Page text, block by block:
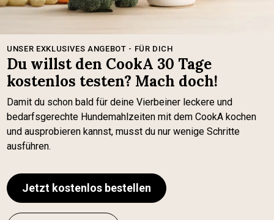
UNSER EXKLUSIVES ANGEBOT - FÜR DICH
Du willst den CookA 30 Tage
kostenlos testen? Mach doch!
Damit du schon bald für deine Vierbeiner leckere und
bedarfsgerechte Hundemahlzeiten mit dem CookA kochen
und ausprobieren kannst, musst du nur wenige Schritte
ausführen.
Jetzt kostenlos bestellen